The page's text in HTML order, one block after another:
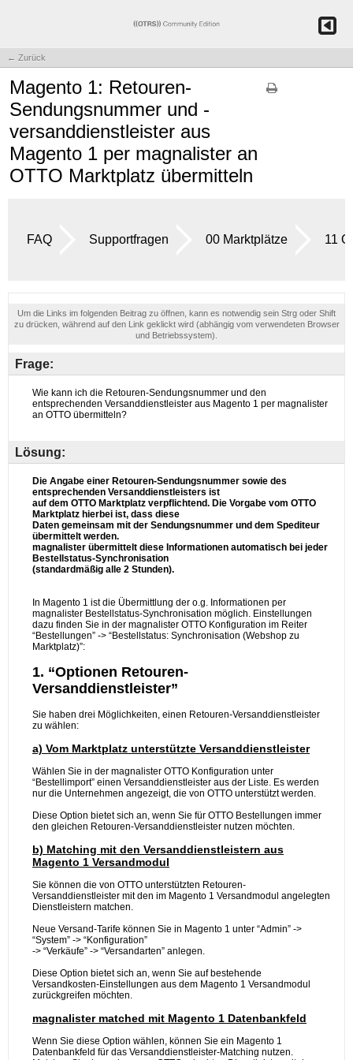
← Zurück
Magento 1: Retouren-
Sendungsnummer und -
versanddienstleister aus
Magento 1 per magnalister an
OTTO Marktplatz übermitteln
FAQ Supportfragen 00 Marktplätze 11
Um die Links im folgenden Beitrag zu öffnen, kann es notwendig sein Strg oder Shift
zu drücken, während auf den Link geklickt wird (abhängig vom verwendeten Browser
und Betriebssystem).
Frage:
Lösung: